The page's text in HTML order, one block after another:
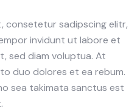
consetetur sadipscing elitr,
invidunt ut labore et
sed diam voluptua. At
duo dolores et ea rebum.
sea takimata sanctus est